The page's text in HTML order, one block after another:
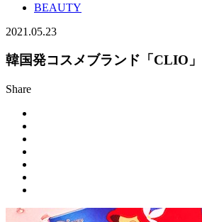
BEAUTY
2021.05.23
韓国発コスメブランド「CLIO
Share